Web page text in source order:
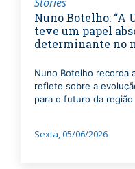
Nuno Botelho: “A
teve um papel
determinante no
Nuno Botelho recorda
reflete sobre a
para o futuro da
Sexta, 05/06/2026